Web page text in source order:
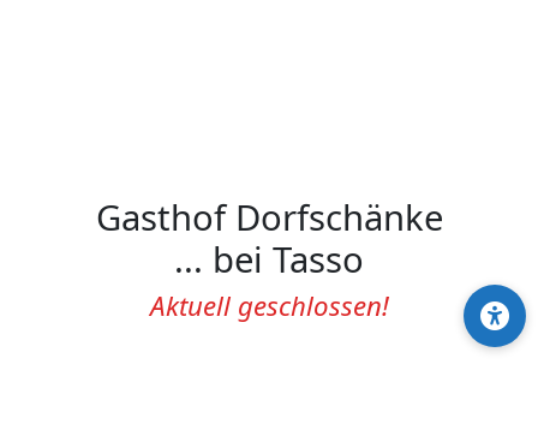
Gasthof Dorfschänke
... bei Tasso
Aktuell geschlossen!